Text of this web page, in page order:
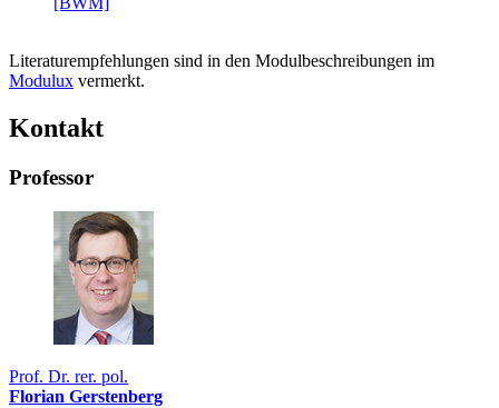
Literaturempfehlungen sind in den Modulbeschreibungen im
Modulux vermerkt.
Kontakt
Professor
Prof. Dr. rer. pol.
Florian Gerstenberg